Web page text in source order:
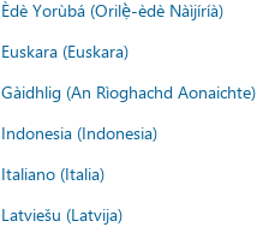
Èdè Yorùbá (Orilẹ̀-èdè Nàìjíríà)
Euskara (Euskara)
Gàidhlig (An Rìoghachd Aonaichte)
Indonesia (Indonesia)
Italiano (Italia)
Latviešu (Latvija)